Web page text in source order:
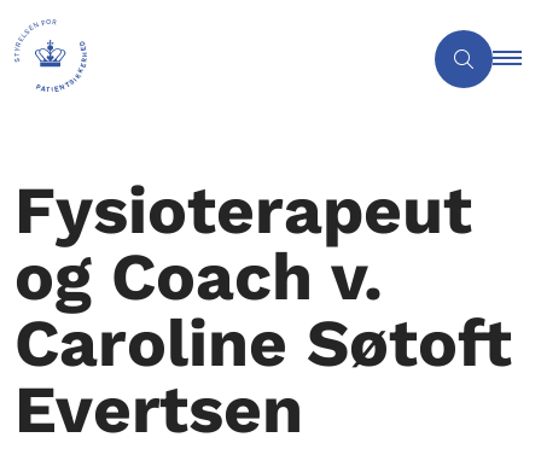
Fysioterapeut
og Coach v.
Caroline Søtoft
Evertsen